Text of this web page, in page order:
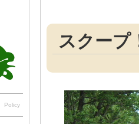
スクープ
Policy